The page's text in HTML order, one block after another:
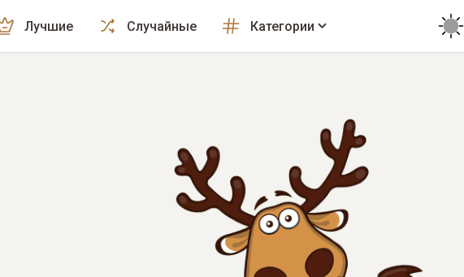
Лучшие Случайные Категории